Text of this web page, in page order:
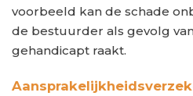
voorbeeld kan de schade
de bestuurder als gevolg
gehandicapt raakt.